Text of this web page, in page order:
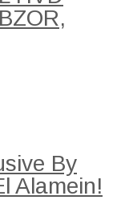
By
Alamein!